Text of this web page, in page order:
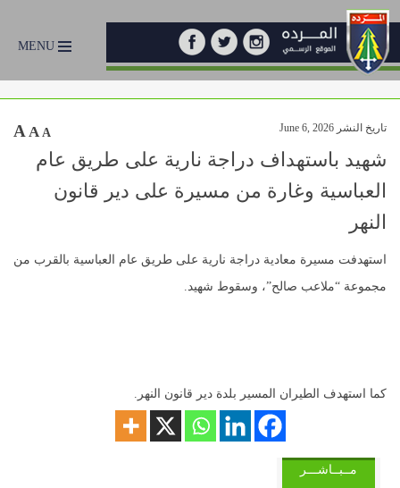
MENU
تاريخ النشر June 6, 2026 A A A
شهيد باستهداف دراجة نارية على طريق عام
العباسية وغارة من مسيرة على دير قانون
النهر
استهدفت مسيرة معادية دراجة نارية على طريق عام العباسية بالقرب من
مجموعة “ملاعب صالح”، وسقوط شهيد.
كما استهدف الطيران المسير بلدة دير قانون النهر.
مــبــاشـــر